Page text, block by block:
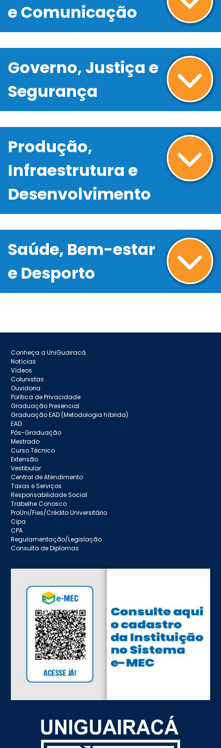
e Comunicação
Governo, Justiça e
Segurança
Produção,
Infraestrutura e
Desenvolvimento
Saúde, Bem-estar
e Desporto
Conheça a UniGuairacá
Notícias
Vídeos
Colunistas
Ouvidoria
Política de Privacidade
Graduação Presencial
Graduação EAD (Metodologia híbrida)
EAD
Pós-Graduação
Mestrado
Curso Técnico
Extensão
Vestibular
Central de Atendimento
Taxas e Serviços
Responsabilidade Social
Trabelhe Conosco
ProUni/Fies/Crédito Universitário
Cipa
CPA
Regulamentação/Legislação
Consulta de Diplomas